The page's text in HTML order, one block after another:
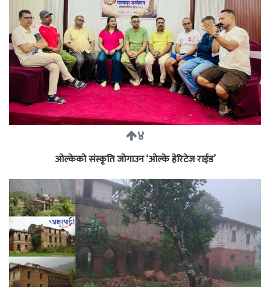
४
ओल्केको संस्कृति जोगाउन ‘ओल्के हेरिटेज राईड’